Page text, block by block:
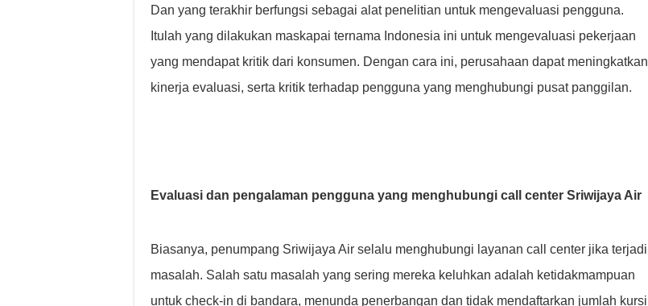
Dan yang terakhir berfungsi sebagai alat penelitian untuk mengevaluasi pengguna.
Itulah yang dilakukan maskapai ternama Indonesia ini untuk mengevaluasi pekerjaan
yang mendapat kritik dari konsumen. Dengan cara ini, perusahaan dapat meningkatkan
kinerja evaluasi, serta kritik terhadap pengguna yang menghubungi pusat panggilan.
Evaluasi dan pengalaman pengguna yang menghubungi call center Sriwijaya Air
Biasanya, penumpang Sriwijaya Air selalu menghubungi layanan call center jika terjadi
masalah. Salah satu masalah yang sering mereka keluhkan adalah ketidakmampuan
untuk check-in di bandara, menunda penerbangan dan tidak mendaftarkan jumlah kursi